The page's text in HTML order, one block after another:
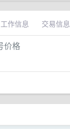
工作信息 交易信息
价格